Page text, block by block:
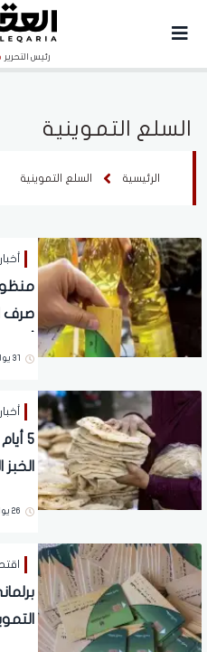
رئيس التحرير
السلع التموينية
الرئيسية السلع التموينية
صرف
31 يوليو 2026 | 12:33 صباحاً
5
26 يوليو 2026 | 04:15 مساءً